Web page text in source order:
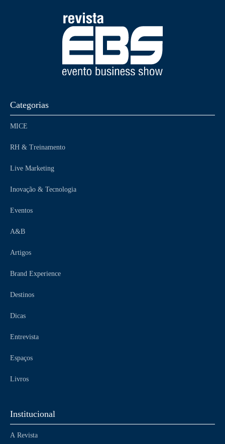
Categorias
MICE
RH & Treinamento
Live Marketing
Inovação & Tecnologia
Eventos
A&B
Artigos
Brand Experience
Destinos
Dicas
Entrevista
Espaços
Livros
Institucional
A Revista